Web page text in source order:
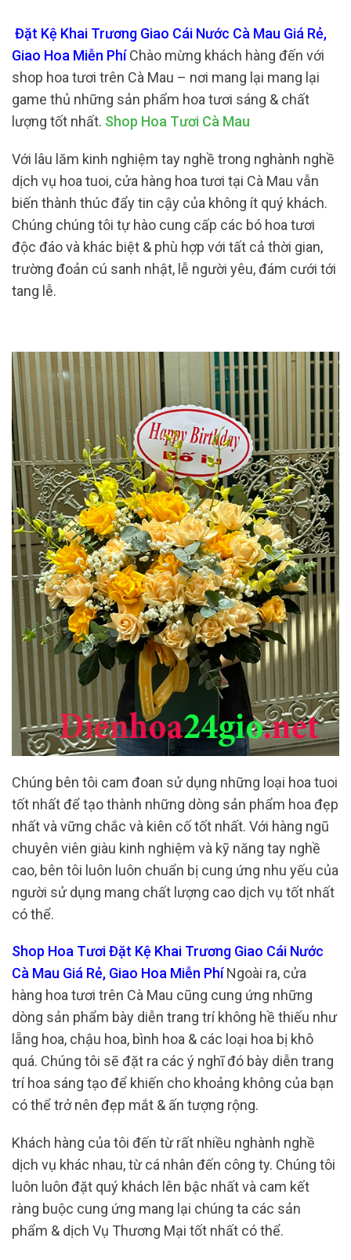
Đặt Kệ Khai Trương Giao Cái Nước Cà Mau Giá Rẻ,
Giao Hoa Miễn PhíChào mừng khách hàng đến với
shop hoa tươi trên Cà Mau – nơi mang lại mang lại
game thủ những sản phẩm hoa tươi sáng & chất
lượng tốt nhất. Shop Hoa Tươi Cà Mau
Với lâu lăm kinh nghiệm tay nghề trong nghành nghề
dịch vụ hoa tuoi, cửa hàng hoa tươi tại Cà Mau vẫn
biến thành thúc đẩy tin cậy của không ít quý khách.
Chúng chúng tôi tự hào cung cấp các bó hoa tươi
độc đáo và khác biệt & phù hợp với tất cả thời gian,
trường đoản cú sanh nhật, lễ người yêu, đám cưới tới
tang lễ.
Chúng bên tôi cam đoan sử dụng những loại hoa tuoi
tốt nhất để tạo thành những dòng sản phẩm hoa đẹp
nhất và vững chắc và kiên cố tốt nhất. Với hàng ngũ
chuyên viên giàu kinh nghiệm và kỹ năng tay nghề
cao, bên tôi luôn luôn chuẩn bị cung ứng nhu yếu của
người sử dụng mang chất lượng cao dịch vụ tốt nhất
có thể.
Shop Hoa Tươi Đặt Kệ Khai Trương Giao Cái Nước
Cà Mau Giá Rẻ, Giao Hoa Miễn PhíNgoài ra, cửa
hàng hoa tươi trên Cà Mau cũng cung ứng những
dòng sản phẩm bày diễn trang trí không hề thiếu như
lẵng hoa, chậu hoa, bình hoa & các loại hoa bị khô
quá. Chúng tôi sẽ đặt ra các ý nghĩ đó bày diễn trang
trí hoa sáng tạo để khiến cho khoảng không của bạn
có thể trở nên đẹp mắt & ấn tượng rộng.
Khách hàng của tôi đến từ rất nhiều nghành nghề
dịch vụ khác nhau, từ cá nhân đến công ty. Chúng tôi
luôn luôn đặt quý khách lên bậc nhất và cam kết
ràng buộc cung ứng mang lại chúng ta các sản
phẩm & dịch Vụ Thương Mại tốt nhất có thể.